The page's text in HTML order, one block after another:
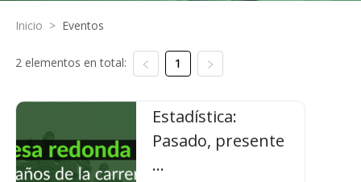
Inicio > Eventos
2 elementos en total: 1
Estadística:
Pasado, presente
...